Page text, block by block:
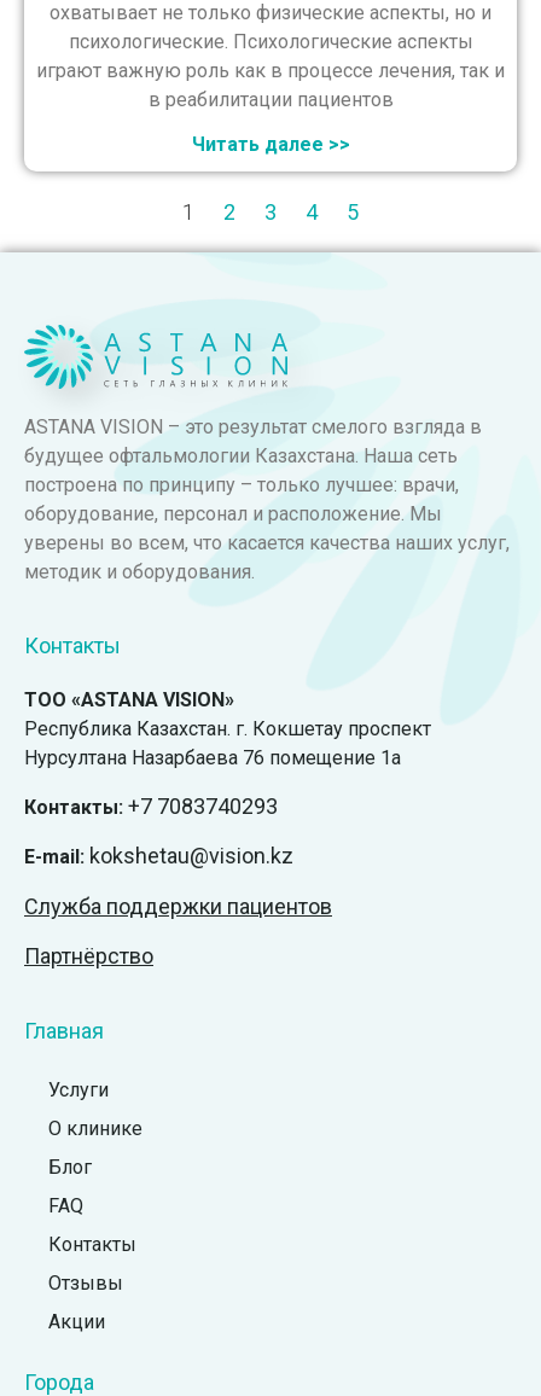
охватывает не только физические аспекты, но и
психологические. Психологические аспекты
играют важную роль как в процессе лечения, так и
в реабилитации пациентов
Читать далее >>
1 2 3 4 5
ASTANA VISION – это результат смелого взгляда в
будущее офтальмологии Казахстана. Наша сеть
построена по принципу – только лучшее: врачи,
оборудование, персонал и расположение. Мы
уверены во всем, что касается качества наших услуг,
методик и оборудования.
Контакты
ТОО «ASTANA VISION»
Республика Казахстан. г. Кокшетау проспект
Нурсултана Назарбаева 76 помещение 1а
Контакты: +7 7083740293
E-mail: kokshetau@vision.kz
Служба поддержки пациентов
Партнёрство
Главная
Услуги
О клинике
Блог
FAQ
Контакты
Отзывы
Акции
Города